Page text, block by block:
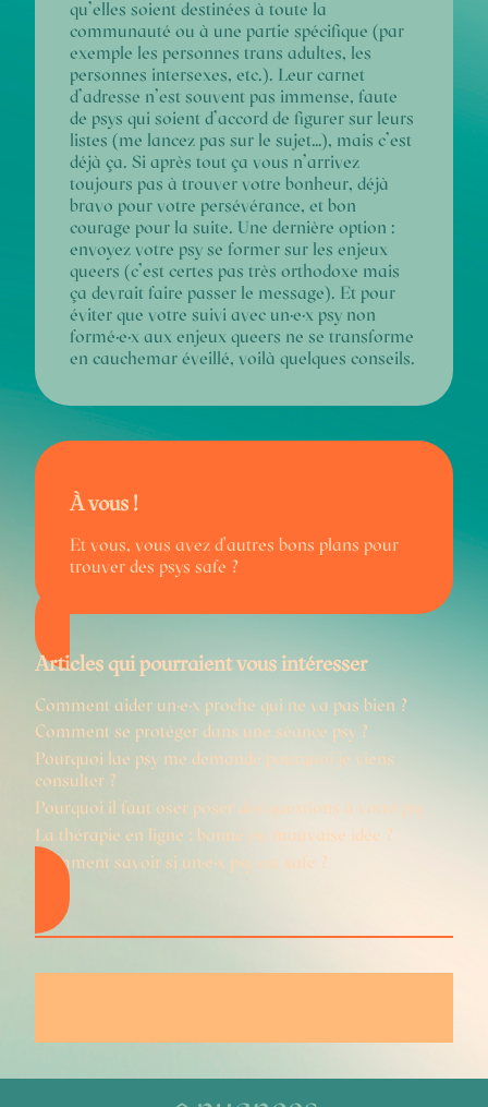
qu’elles soient destinées à toute la
communauté ou à une partie spécifique (par
exemple les personnes trans adultes, les
personnes intersexes, etc.). Leur carnet
d’adresse n’est souvent pas immense, faute
de psys qui soient d’accord de figurer sur leurs
listes (me lancez pas sur le sujet…), mais c’est
déjà ça. Si après tout ça vous n’arrivez
toujours pas à trouver votre bonheur, déjà
bravo pour votre persévérance, et bon
courage pour la suite. Une dernière option :
envoyez votre psy se former sur les enjeux
queers (c’est certes pas très orthodoxe mais
ça devrait faire passer le message). Et pour
éviter que votre suivi avec un·e·x psy non
formé·e·x aux enjeux queers ne se transforme
en cauchemar éveillé, voilà quelques conseils.
À vous !
Et vous, vous avez d'autres bons plans pour
trouver des psys safe ?
Articles qui pourraient vous intéresser
Comment aider un·e·x proche qui ne va pas bien ?
Comment se protéger dans une séance psy ?
Pourquoi lae psy me demande pourquoi je viens
consulter ?
Pourquoi il faut oser poser des questions à votre psy
La thérapie en ligne : bonne ou mauvaise idée ?
Comment savoir si un·e·x psy est safe ?